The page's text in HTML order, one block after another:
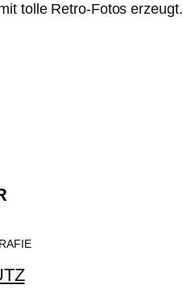
tolle Retro-Fotos erzeugt.